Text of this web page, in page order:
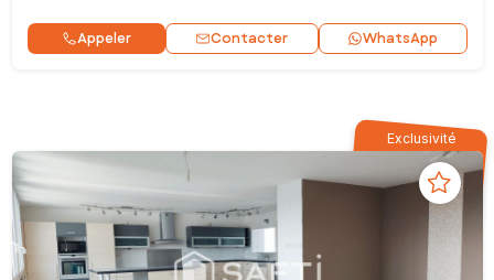
Appeler Contacter WhatsApp
Exclusivité